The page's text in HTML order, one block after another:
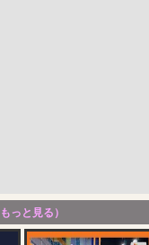
もっと見る）